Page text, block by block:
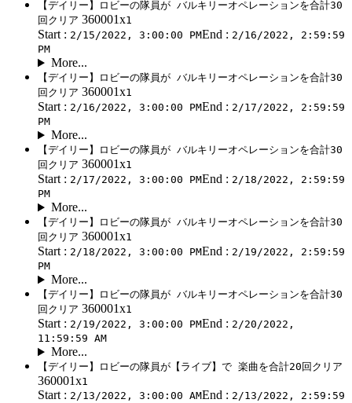
【デイリー】ロビーの隊員が バルキリーオペレーションを合計30
回クリア 360001x1
Start : 2/15/2022, 3:00:00 PMEnd : 2/16/2022, 2:59:59
PM
More...
【デイリー】ロビーの隊員が バルキリーオペレーションを合計30
回クリア 360001x1
Start : 2/16/2022, 3:00:00 PMEnd : 2/17/2022, 2:59:59
PM
More...
【デイリー】ロビーの隊員が バルキリーオペレーションを合計30
回クリア 360001x1
Start : 2/17/2022, 3:00:00 PMEnd : 2/18/2022, 2:59:59
PM
More...
【デイリー】ロビーの隊員が バルキリーオペレーションを合計30
回クリア 360001x1
Start : 2/18/2022, 3:00:00 PMEnd : 2/19/2022, 2:59:59
PM
More...
【デイリー】ロビーの隊員が バルキリーオペレーションを合計30
回クリア 360001x1
Start : 2/19/2022, 3:00:00 PMEnd : 2/20/2022,
11:59:59 AM
More...
【デイリー】ロビーの隊員が【ライブ】で 楽曲を合計20回クリア
360001x1
Start : 2/13/2022, 3:00:00 AMEnd : 2/13/2022, 2:59:59